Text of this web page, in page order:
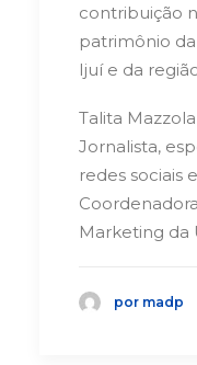
contribuição
patrimônio
Ijuí e da
Talita Mazzola
Jornalista,
redes sociais
Marketing da
por madp